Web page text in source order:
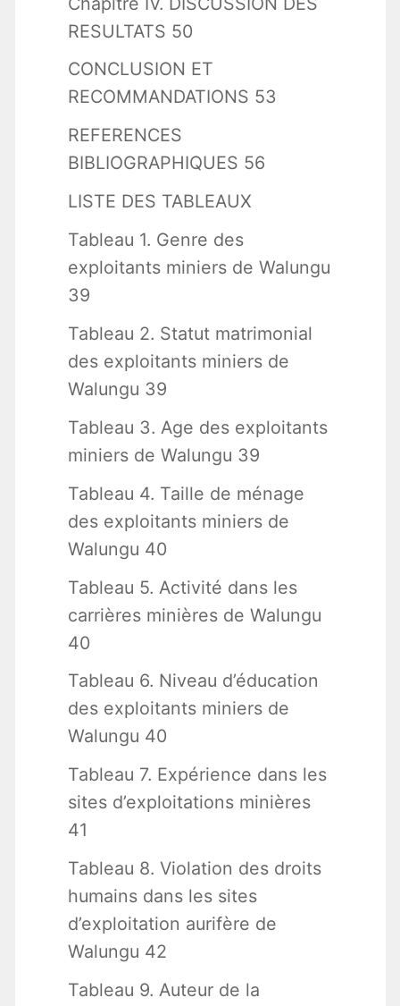
RESULTATS 50
CONCLUSION ET
RECOMMANDATIONS 53
REFERENCES
BIBLIOGRAPHIQUES 56
LISTE DES TABLEAUX
Tableau 1. Genre des
exploitants miniers de Walungu
39
Tableau 2. Statut matrimonial
des exploitants miniers de
Walungu 39
Tableau 3. Age des exploitants
miniers de Walungu 39
Tableau 4. Taille de ménage
des exploitants miniers de
Walungu 40
Tableau 5. Activité dans les
carrières minières de Walungu
40
Tableau 6. Niveau d’éducation
des exploitants miniers de
Walungu 40
Tableau 7. Expérience dans les
sites d’exploitations minières
41
Tableau 8. Violation des droits
humains dans les sites
d’exploitation aurifère de
Walungu 42
Tableau 9. Auteur de la